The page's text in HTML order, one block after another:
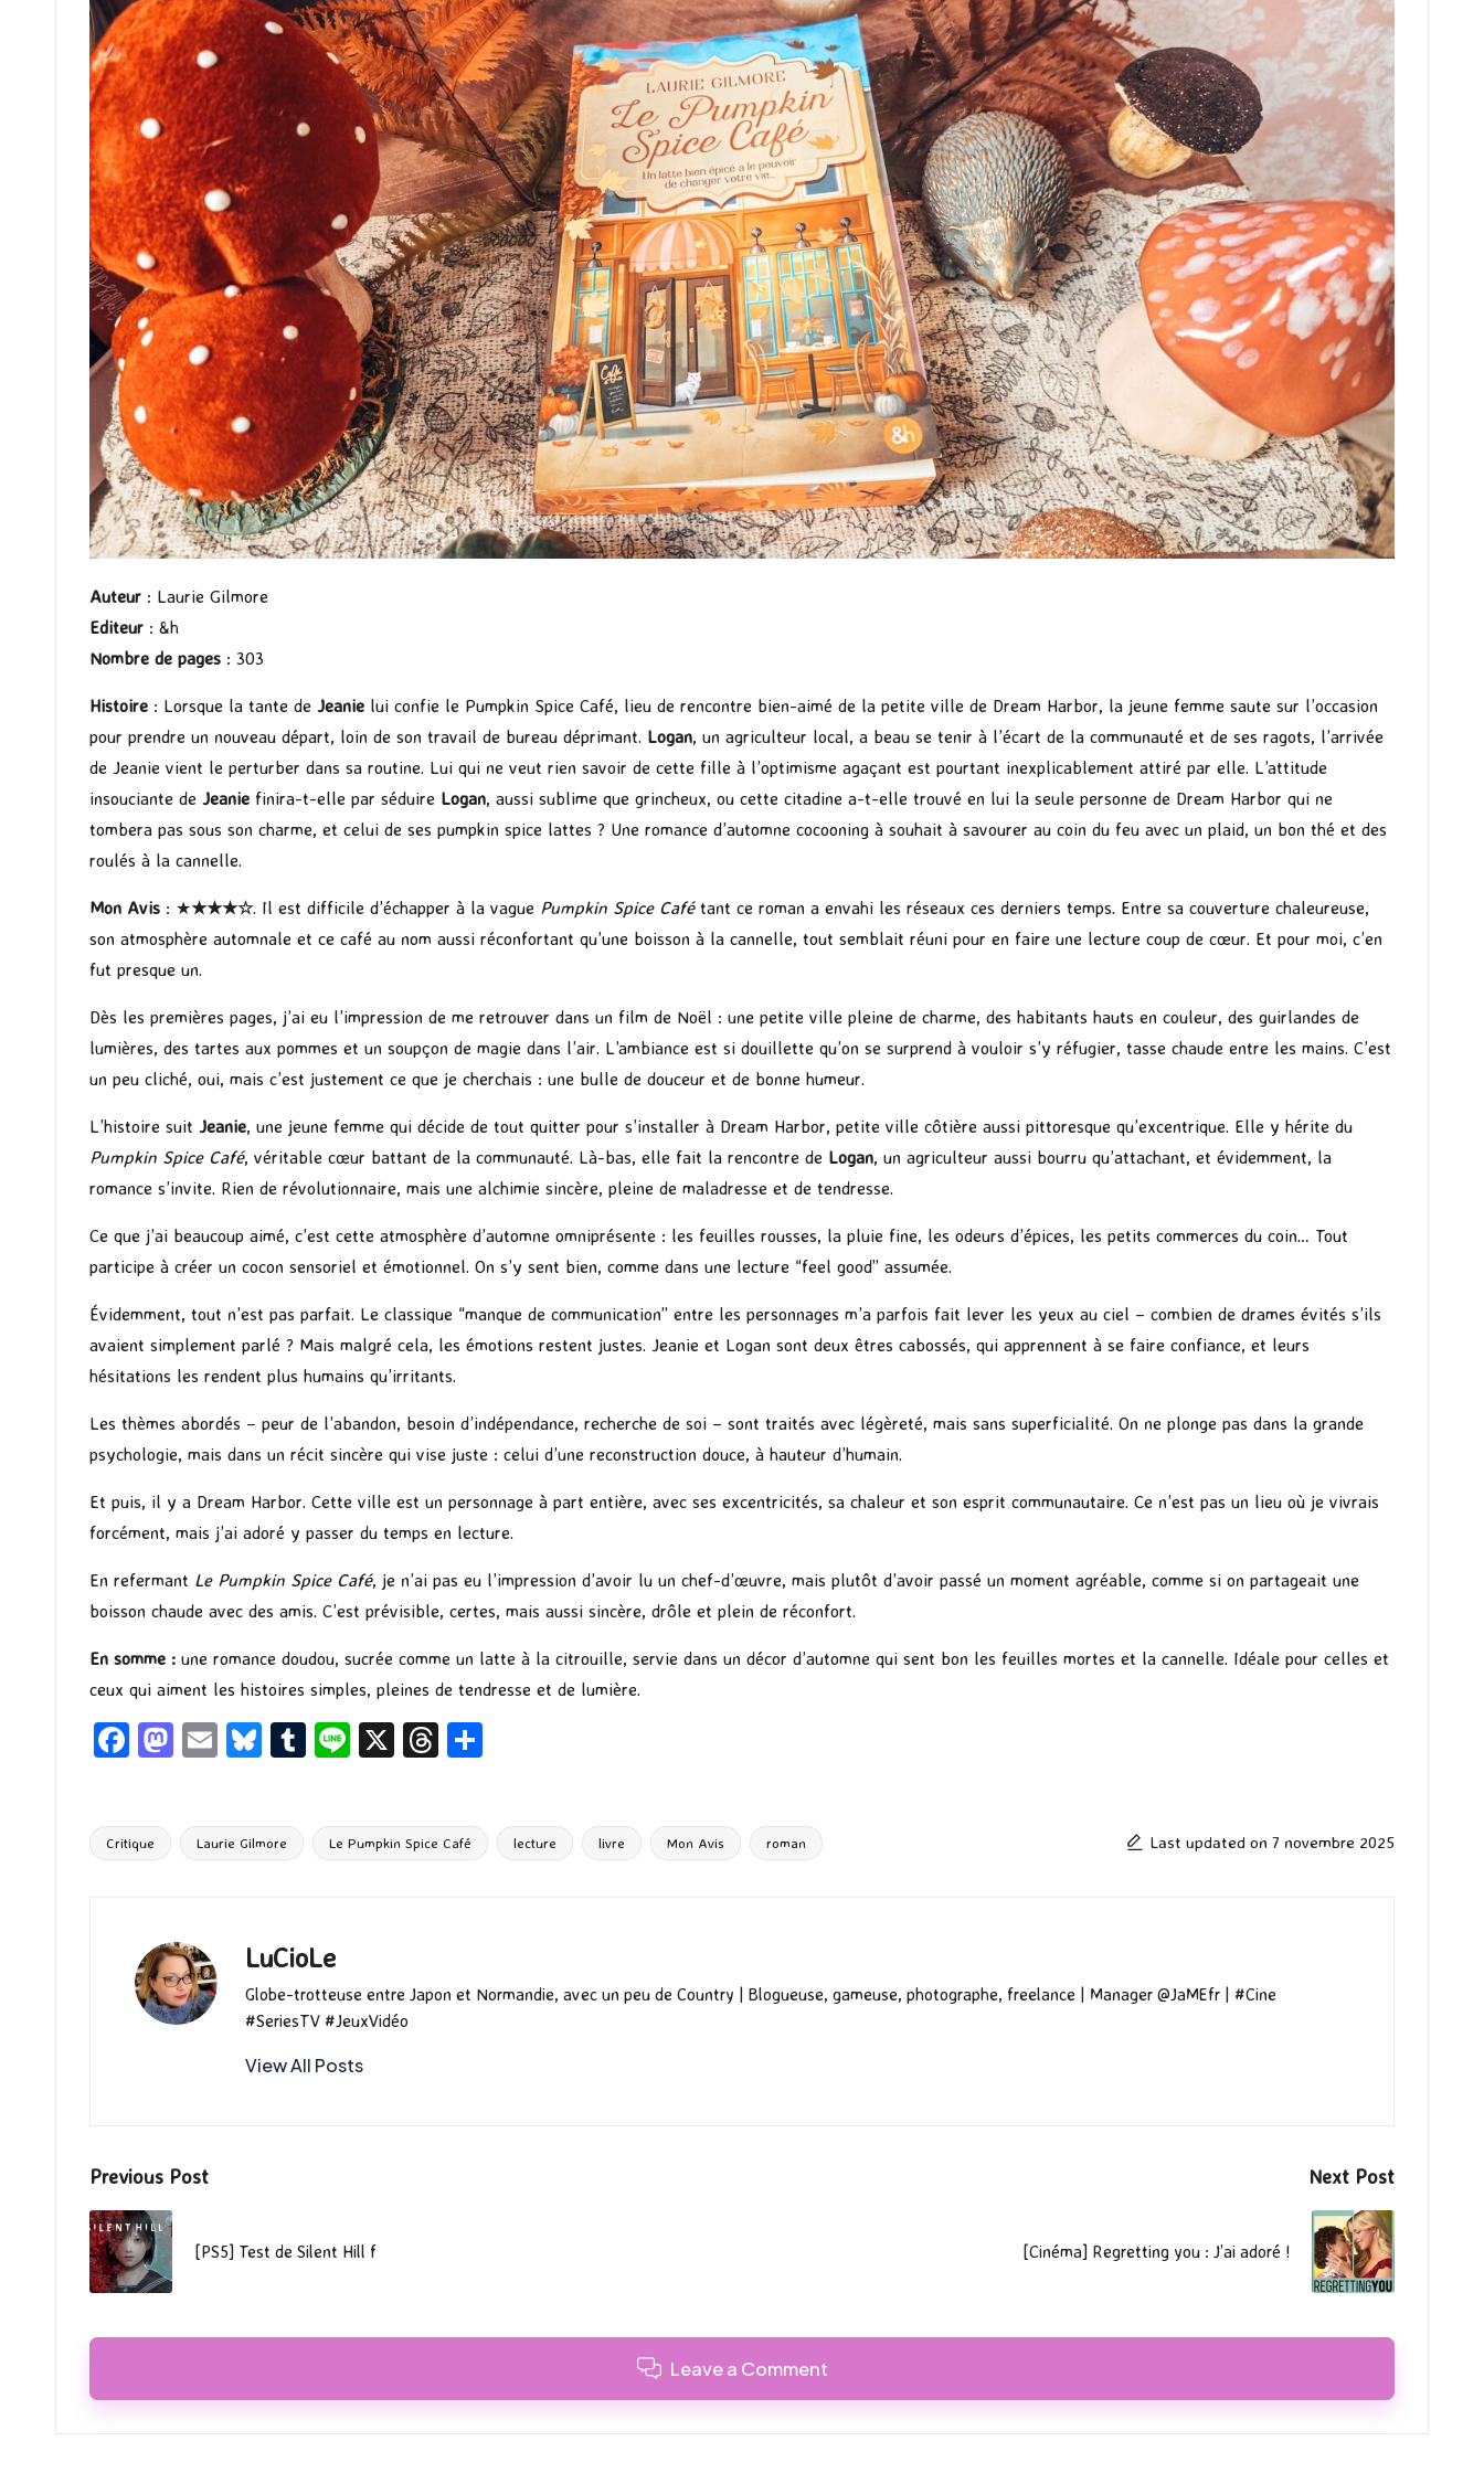
Auteur : Laurie Gilmore
Editeur : &h
Nombre de pages : 303
Histoire : Lorsque la tante de Jeanie lui confie le Pumpkin Spice Café, lieu de rencontre bien-aimé de la petite ville de Dream Harbor, la jeune femme saute sur l’occasion
pour prendre un nouveau départ, loin de son travail de bureau déprimant. Logan, un agriculteur local, a beau se tenir à l’écart de la communauté et de ses ragots, l’arrivée
de Jeanie vient le perturber dans sa routine. Lui qui ne veut rien savoir de cette fille à l’optimisme agaçant est pourtant inexplicablement attiré par elle. L’attitude
insouciante de Jeanie finira-t-elle par séduire Logan, aussi sublime que grincheux, ou cette citadine a-t-elle trouvé en lui la seule personne de Dream Harbor qui ne
tombera pas sous son charme, et celui de ses pumpkin spice lattes ? Une romance d’automne cocooning à souhait à savourer au coin du feu avec un plaid, un bon thé et des
roulés à la cannelle.
Mon Avis : ★★★★☆. Il est difficile d’échapper à la vague Pumpkin Spice Cafétant ce roman a envahi les réseaux ces derniers temps. Entre sa couverture chaleureuse,
son atmosphère automnale et ce café au nom aussi réconfortant qu’une boisson à la cannelle, tout semblait réuni pour en faire une lecture coup de cœur. Et pour moi, c’en
fut presque un.
Dès les premières pages, j’ai eu l’impression de me retrouver dans un film de Noël : une petite ville pleine de charme, des habitants hauts en couleur, des guirlandes de
lumières, des tartes aux pommes et un soupçon de magie dans l’air. L’ambiance est si douillette qu’on se surprend à vouloir s’y réfugier, tasse chaude entre les mains. C’est
un peu cliché, oui, mais c’est justement ce que je cherchais : une bulle de douceur et de bonne humeur.
L’histoire suit Jeanie, une jeune femme qui décide de tout quitter pour s’installer à Dream Harbor, petite ville côtière aussi pittoresque qu’excentrique. Elle y hérite du
Pumpkin Spice Café, véritable cœur battant de la communauté. Là-bas, elle fait la rencontre de Logan, un agriculteur aussi bourru qu’attachant, et évidemment, la
romance s’invite. Rien de révolutionnaire, mais une alchimie sincère, pleine de maladresse et de tendresse.
Ce que j’ai beaucoup aimé, c’est cette atmosphère d’automne omniprésente : les feuilles rousses, la pluie fine, les odeurs d’épices, les petits commerces du coin… Tout
participe à créer un cocon sensoriel et émotionnel. On s’y sent bien, comme dans une lecture “feel good” assumée.
Évidemment, tout n’est pas parfait. Le classique “manque de communication” entre les personnages m’a parfois fait lever les yeux au ciel – combien de drames évités s’ils
avaient simplement parlé ? Mais malgré cela, les émotions restent justes. Jeanie et Logan sont deux êtres cabossés, qui apprennent à se faire confiance, et leurs
hésitations les rendent plus humains qu’irritants.
Les thèmes abordés – peur de l’abandon, besoin d’indépendance, recherche de soi – sont traités avec légèreté, mais sans superficialité. On ne plonge pas dans la grande
psychologie, mais dans un récit sincère qui vise juste : celui d’une reconstruction douce, à hauteur d’humain.
Et puis, il y a Dream Harbor. Cette ville est un personnage à part entière, avec ses excentricités, sa chaleur et son esprit communautaire. Ce n’est pas un lieu où je vivrais
forcément, mais j’ai adoré y passer du temps en lecture.
En refermant Le Pumpkin Spice Café, je n’ai pas eu l’impression d’avoir lu un chef-d’œuvre, mais plutôt d’avoir passé un moment agréable, comme si on partageait une
boisson chaude avec des amis. C’est prévisible, certes, mais aussi sincère, drôle et plein de réconfort.
En somme : une romance doudou, sucrée comme un latte à la citrouille, servie dans un décor d’automne qui sent bon les feuilles mortes et la cannelle. Idéale pour celles et
ceux qui aiment les histoires simples, pleines de tendresse et de lumière.
Fa
o
M
d
E
l
Bl
ky
T
bl
Li X
T
ds g
Tags:
Critique Laurie Gilmore Le Pumpkin Spice Café lecture livre Mon Avis roman Last updated on 7 novembre 2025
LuCioLe
Globe-trotteuse entre Japon et Normandie, avec un peu de Country | Blogueuse, gameuse, photographe, freelance | Manager @JaMEfr | #Cine
#SeriesTV #JeuxVidéo
View All Posts
Post
navigation
Previous Post
[PS5] Test de Silent Hill f
Next Post
[Cinéma] Regretting you : J’ai adoré !
Leave a Comment